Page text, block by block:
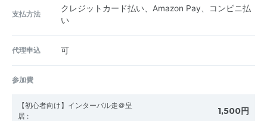
支払方法
クレジットカード払い、Amazon Pay、コンビニ払
い
代理申込 可
参加費
【初心者向け】インターバル走＠皇
居 : 1,500円